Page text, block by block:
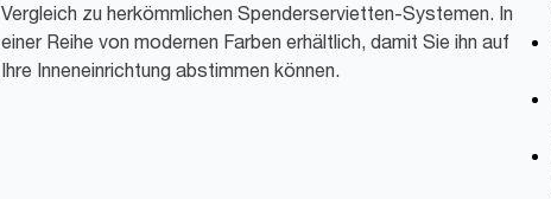
Vergleich zu herkömmlichen Spenderservietten-Systemen. In
einer Reihe von modernen Farben erhältlich, damit Sie ihn auf
Ihre Inneneinrichtung abstimmen können.